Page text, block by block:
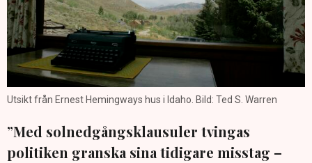
Utsikt från Ernest Hemingways hus i Idaho. Bild: Ted S. Warren
”Med solnedgångsklausuler tvingas
politiken granska sina tidigare misstag –